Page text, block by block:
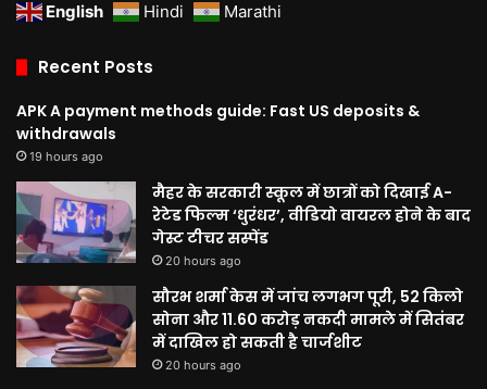
English Hindi Marathi
Recent Posts
APK A payment methods guide: Fast US deposits &
withdrawals
19 hours ago
मैहर के सरकारी स्कूल में छात्रों को दिखाई A-
रेटेड फिल्म ‘धुरंधर’, वीडियो वायरल होने के बाद
गेस्ट टीचर सस्पेंड
20 hours ago
सौरभ शर्मा केस में जांच लगभग पूरी, 52 किलो
सोना और 11.60 करोड़ नकदी मामले में सितंबर
में दाखिल हो सकती है चार्जशीट
20 hours ago